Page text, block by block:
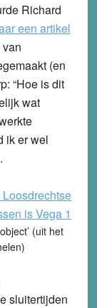
Richard
een artikel
(en
“Hoe is dit
wat
ik er wel
(uit het
sluitertijden